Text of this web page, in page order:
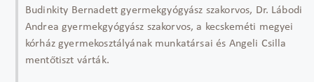
Budinkity Bernadett gyermekgyógyász szakorvos, Dr. Lábodi
Andrea gyermekgyógyász szakorvos, a kecskeméti megyei
kórház gyermekosztályának munkatársai és Angeli Csilla
mentőtiszt várták.